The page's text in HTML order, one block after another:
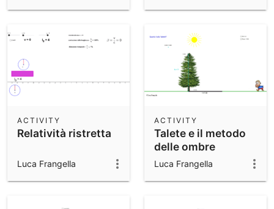
Relatività ristretta
ACTIVITY
Luca Frangella
Talete e il metodo
delle ombre
ACTIVITY
Luca Frangella